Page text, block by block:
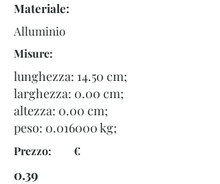
Materiale:
Alluminio
Misure:
lunghezza: 14.50 cm;
larghezza: 0.00 cm;
altezza: 0.00 cm;
peso: 0.016000kg;
Prezzo: €
0.39